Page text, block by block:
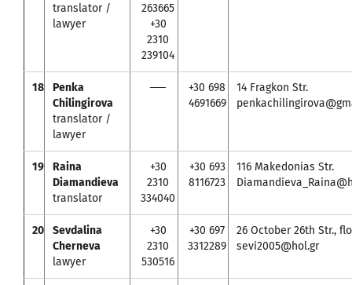
translator /
lawyer
263665
+30
2310
239104
18
Penka
Chilingirova
translator /
lawyer
──
+30 698
4691669
14 Fragkon Str.
19
Raina
Diamandieva
translator
+30
2310
334040
+30 693
8116723
116 Makedonias Str.
20
Sevdalina
Cherneva
lawyer
+30
2310
530516
+30 697
3312289
26 October 26th Str.,
sevi2005@hol.gr